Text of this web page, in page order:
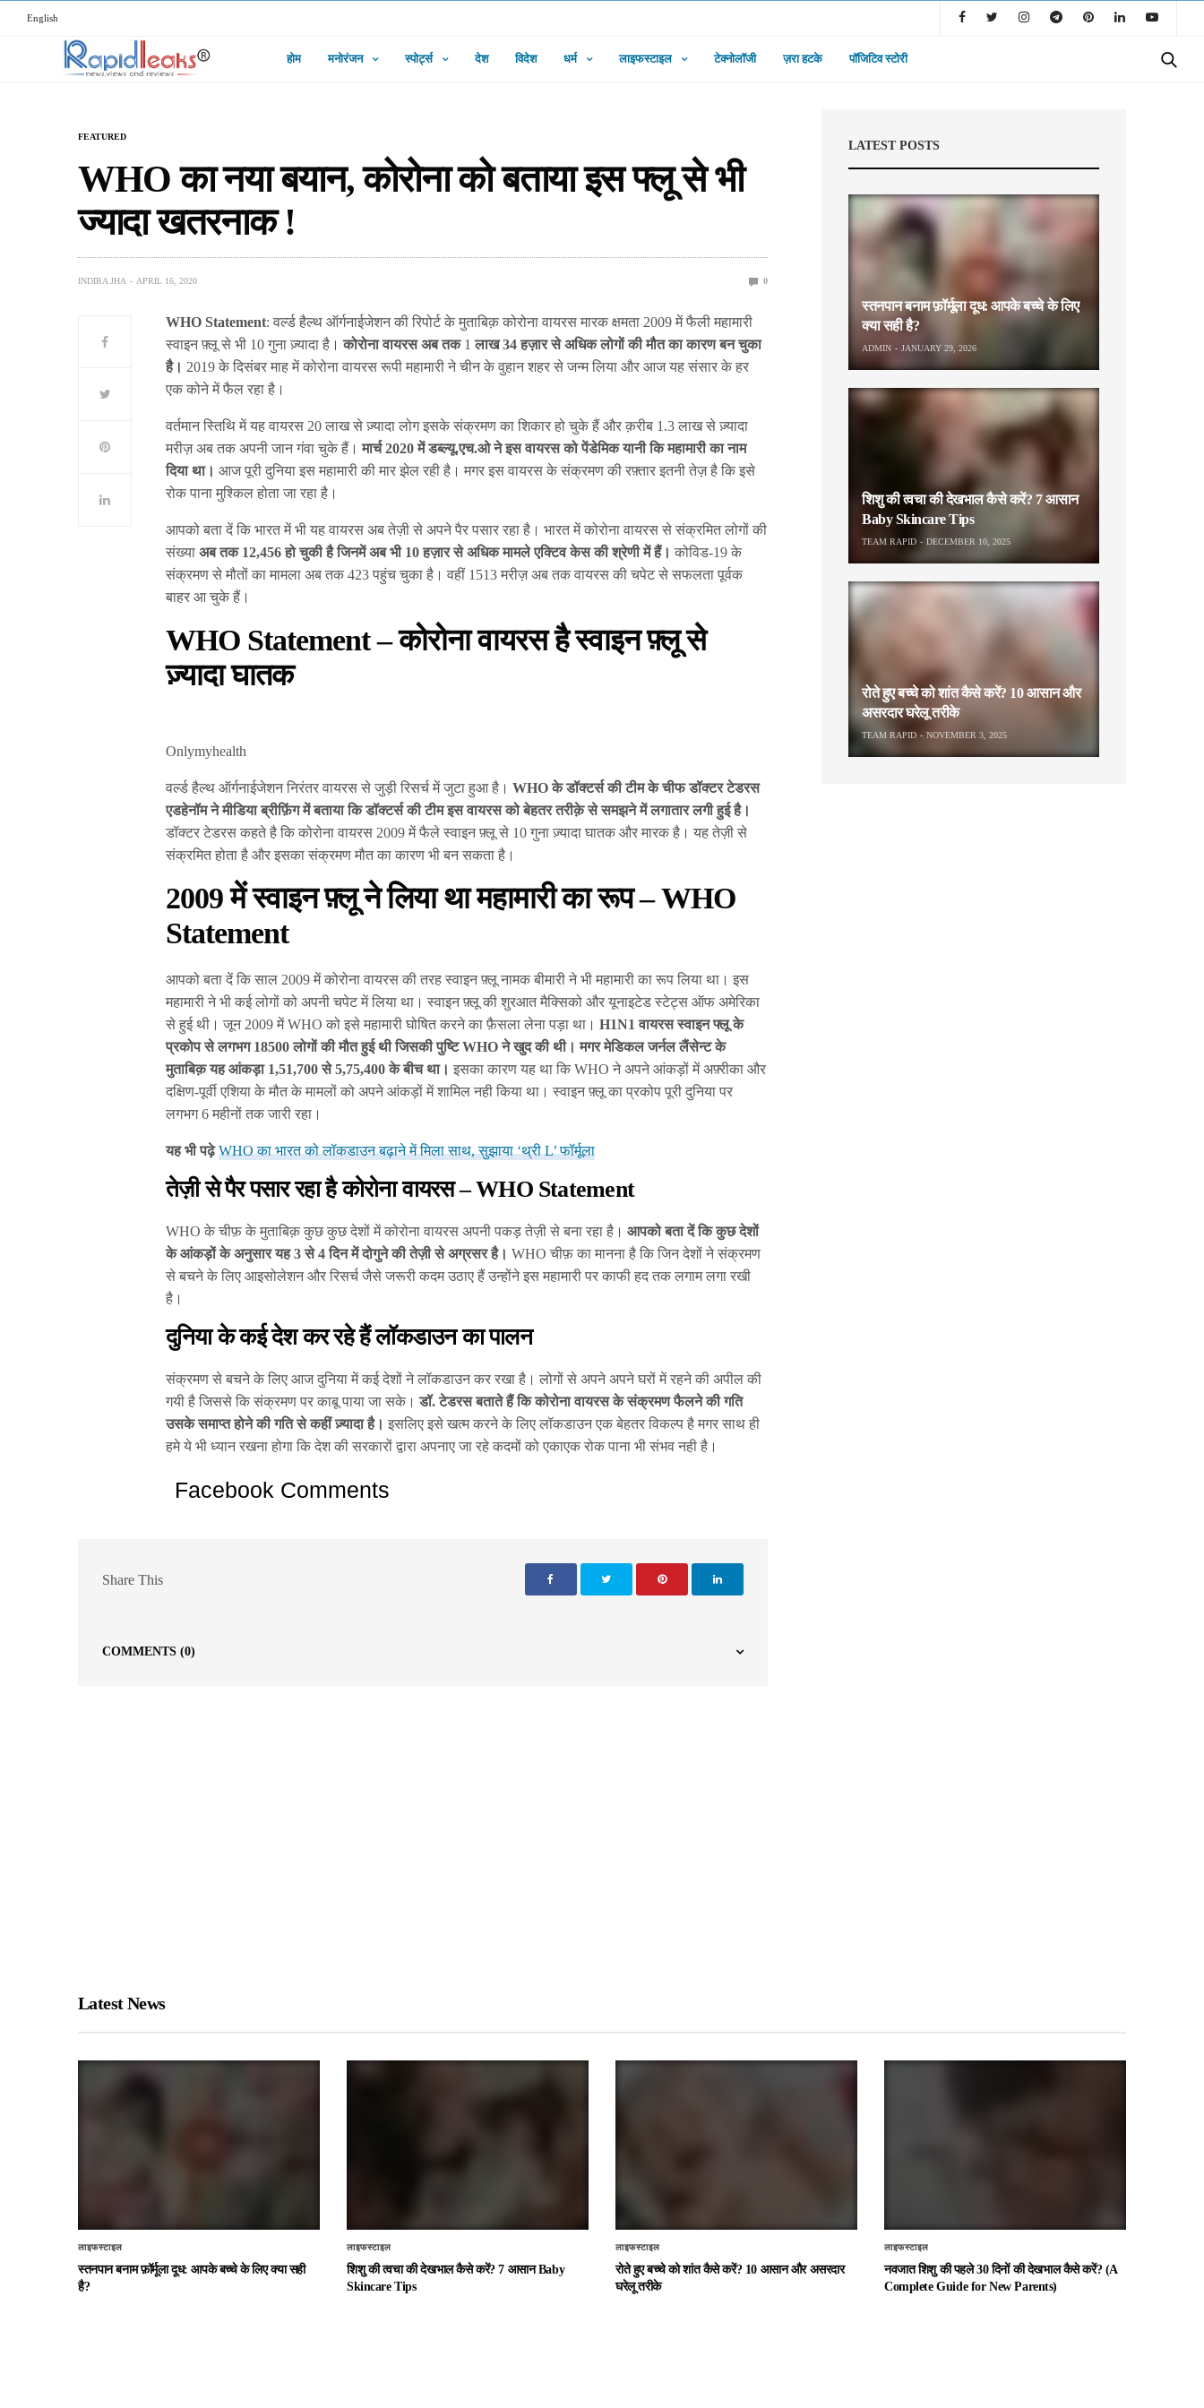
English
होम मनोरंजन स्पोर्ट्स देश विदेश धर्म लाइफस्टाइल टेक्नोलॉजी ज़रा हटके पॉजिटिव स्टोरी
FEATURED
WHO का नया बयान, कोरोना को बताया इस फ्लू से भी
ज्यादा खतरनाक !
INDIRA JHA APRIL 16, 2020 0
WHO Statement: वर्ल्ड हैल्थ ऑर्गनाईजेशन की रिपोर्ट के मुताबिक़ कोरोना वायरस मारक क्षमता 2009 में फैली महामारी
स्वाइन फ़्लू से भी 10 गुना ज़्यादा है।कोरोना वायरस अब तक1लाख 34 हज़ार से अधिक लोगों की मौत का कारण बन चुका
है। 2019 के दिसंबर माह में कोरोना वायरस रूपी महामारी ने चीन के वुहान शहर से जन्म लिया और आज यह संसार के हर
एक कोने में फैल रहा है।
वर्तमान स्तिथि में यह वायरस 20 लाख से ज़्यादा लोग इसके संक्रमण का शिकार हो चुके हैं और क़रीब 1.3 लाख से ज़्यादा
मरीज़ अब तक अपनी जान गंवा चुके हैं।मार्च 2020 में डब्ल्यू.एच.ओ ने इस वायरस को पेंडेमिक यानी कि महामारी का नाम
दिया था।आज पूरी दुनिया इस महामारी की मार झेल रही है। मगर इस वायरस के संक्रमण की रफ़्तार इतनी तेज़ है कि इसे
रोक पाना मुश्किल होता जा रहा है।
आपको बता दें कि भारत में भी यह वायरस अब तेज़ी से अपने पैर पसार रहा है। भारत में कोरोना वायरस से संक्रमित लोगों की
संख्या अब तक 12,456 हो चुकी है जिनमें अब भी 10 हज़ार से अधिक मामले एक्टिव केस की श्रेणी में हैं।कोविड-19 के
संक्रमण से मौतों का मामला अब तक 423 पहुंच चुका है। वहीं 1513 मरीज़ अब तक वायरस की चपेट से सफलता पूर्वक
बाहर आ चुके हैं।
WHO Statement – कोरोना वायरस है स्वाइन फ़्लू से
ज़्यादा घातक
Onlymyhealth
वर्ल्ड हैल्थ ऑर्गनाईजेशन निरंतर वायरस से जुड़ी रिसर्च में जुटा हुआ है।WHO के डॉक्टर्स की टीम के चीफ डॉक्टर टेडरस
एडहेनॉम ने मीडिया ब्रीफ़िंग में बताया कि डॉक्टर्स की टीम इस वायरस को बेहतर तरीक़े से समझने में लगातार लगी हुई है।
डॉक्टर टेडरस कहते है कि कोरोना वायरस 2009 में फैले स्वाइन फ़्लू से 10 गुना ज़्यादा घातक और मारक है। यह तेज़ी से
संक्रमित होता है और इसका संक्रमण मौत का कारण भी बन सकता है।
2009 में स्वाइन फ़्लू ने लिया था महामारी का रूप – WHO
Statement
आपको बता दें कि साल 2009 में कोरोना वायरस की तरह स्वाइन फ़्लू नामक बीमारी ने भी महामारी का रूप लिया था। इस
महामारी ने भी कई लोगों को अपनी चपेट में लिया था। स्वाइन फ़्लू की शुरआत मैक्सिको और यूनाइटेड स्टेट्स ऑफ अमेरिका
से हुई थी। जून 2009 में WHO को इसे महामारी घोषित करने का फ़ैसला लेना पड़ा था।H1N1 वायरस स्वाइन फ्लू के
प्रकोप से लगभग 18500 लोगों की मौत हुई थी जिसकी पुष्टि WHO ने खुद की थी। मगर मेडिकल जर्नल लैंसेन्ट के
मुताबिक़ यह आंकड़ा 1,51,700 से 5,75,400 के बीच था।इसका कारण यह था कि WHO ने अपने आंकड़ों में अफ़्रीका और
दक्षिण-पूर्वी एशिया के मौत के मामलों को अपने आंकड़ों में शामिल नही किया था। स्वाइन फ़्लू का प्रकोप पूरी दुनिया पर
लगभग 6 महीनों तक जारी रहा।
यह भी पढ़े WHO का भारत को लॉकडाउन बढ़ाने में मिला साथ, सुझाया ‘थ्री L’ फॉर्मूला
तेज़ी से पैर पसार रहा है कोरोना वायरस – WHO Statement
WHO के चीफ़ के मुताबिक़ कुछ कुछ देशों में कोरोना वायरस अपनी पकड़ तेज़ी से बना रहा है।आपको बता दें कि कुछ देशों
के आंकड़ों के अनुसार यह 3 से 4 दिन में दोगुने की तेज़ी से अग्रसर है। WHO चीफ़ का मानना है कि जिन देशों ने संक्रमण
से बचने के लिए आइसोलेशन और रिसर्च जैसे जरूरी कदम उठाए हैं उन्होंने इस महामारी पर काफी हद तक लगाम लगा रखी
है।
दुनिया के कई देश कर रहे हैं लॉकडाउन का पालन
संक्रमण से बचने के लिए आज दुनिया में कई देशों ने लॉकडाउन कर रखा है। लोगों से अपने अपने घरों में रहने की अपील की
गयी है जिससे कि संक्रमण पर काबू पाया जा सके।डॉ. टेडरस बताते हैं कि कोरोना वायरस के संक्रमण फैलने की गति
उसके समाप्त होने की गति से कहीं ज़्यादा है।इसलिए इसे खत्म करने के लिए लॉकडाउन एक बेहतर विकल्प है मगर साथ ही
हमे ये भी ध्यान रखना होगा कि देश की सरकारों द्वारा अपनाए जा रहे कदमों को एकाएक रोक पाना भी संभव नही है।
Facebook Comments
Share This
COMMENTS (0)
LATEST POSTS
स्तनपान बनाम फ़ॉर्मूला दूध: आपके बच्चे के लिए
क्या सही है?
ADMIN JANUARY 29, 2026
शिशु की त्वचा की देखभाल कैसे करें? 7 आसान
Baby Skincare Tips
TEAM RAPID DECEMBER 10, 2025
रोते हुए बच्चे को शांत कैसे करें? 10 आसान और
असरदार घरेलू तरीके
TEAM RAPID NOVEMBER 3, 2025
Latest News
लाइफस्टाइल
स्तनपान बनाम फ़ॉर्मूला दूध: आपके बच्चे के लिए क्या सही
है?
लाइफस्टाइल
शिशु की त्वचा की देखभाल कैसे करें? 7 आसान Baby
Skincare Tips
लाइफस्टाइल
रोते हुए बच्चे को शांत कैसे करें? 10 आसान और असरदार
घरेलू तरीके
लाइफस्टाइल
नवजात शिशु की पहले 30 दिनों की देखभाल कैसे करें? (A
Complete Guide for New Parents)